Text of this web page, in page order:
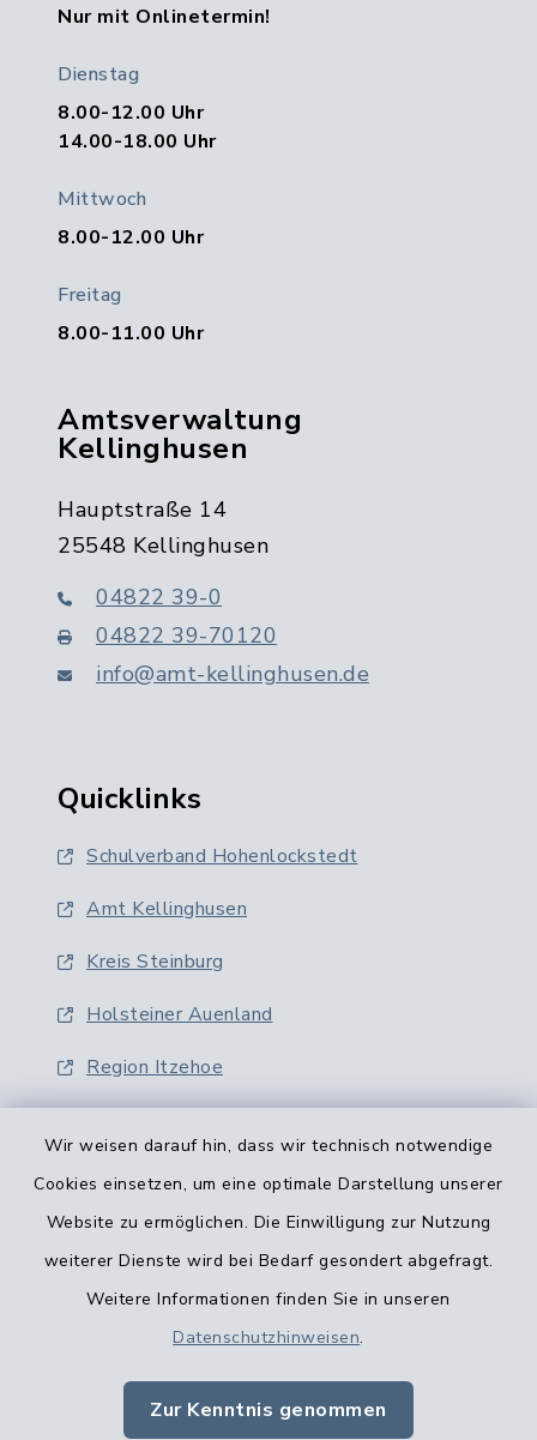
Wir weisen darauf hin, dass wir technisch notwendige
Cookies einsetzen, um eine optimale Darstellung unserer
Website zu ermöglichen. Die Einwilligung zur Nutzung
weiterer Dienste wird bei Bedarf gesondert abgefragt.
Weitere Informationen finden Sie in unseren
Datenschutzhinweisen.
Zur Kenntnis genommen
Nur mit Onlinetermin!
Dienstag
8.00-12.00 Uhr
14.00-18.00 Uhr
Mittwoch
8.00-12.00 Uhr
Freitag
8.00-11.00 Uhr
Amtsverwaltung
Kellinghusen
Hauptstraße 14
25548 Kellinghusen
04822 39-0
04822 39-70120
info@amt-kellinghusen.de
Quicklinks
Schulverband Hohenlockstedt
Amt Kellinghusen
Kreis Steinburg
Holsteiner Auenland
Region Itzehoe
Barrierefreiheit
Impressum